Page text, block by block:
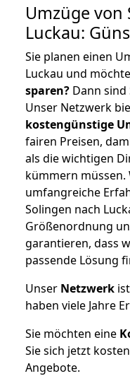
Umzüge von
Luckau:
Sie planen einen
Luckau und
sparen? Dann sind
Unser Netzwerk
kostengünstige
fairen Preisen,
als die wichtigen
kümmern
umfangreiche
Solingen nach
Größenordnung
garantieren, dass
passende Lösung
Unser Netzwerk
haben viele Jahre
Sie möchten eine
Sie sich jetzt
Angebote.